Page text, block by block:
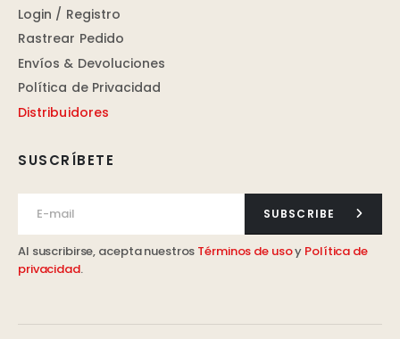
SUSCRÍBETE
SUBSCRIBE
Al suscribirse, acepta nuestros Términos de usoy Política de
privacidad.
Login / Registro
Rastrear Pedido
Envíos & Devoluciones
Política de Privacidad
Distribuidores